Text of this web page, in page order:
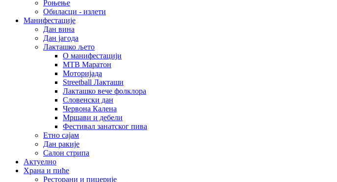
Роњење
Обиласци - излети
Манифестације
Дан вина
Дан јагода
Лакташко љето
О манифестацији
MTB Маратон
Моторијада
Streetball Лакташи
Лакташко вече фолклора
Словенски дан
Червона Калена
Мршави и дебели
Фестивал занатског пива
Етно сајам
Дан ракије
Салон стрипа
Актуелно
Храна и пиће
Ресторани и пицерије